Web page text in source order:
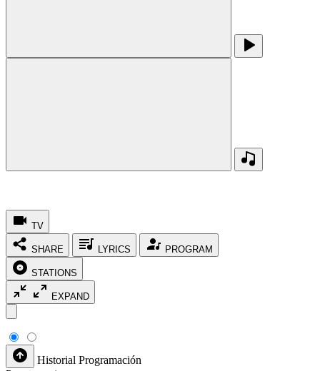
TV
SHARE LYRICS PROGRAM
STATIONS
EXPAND
Historial Programación